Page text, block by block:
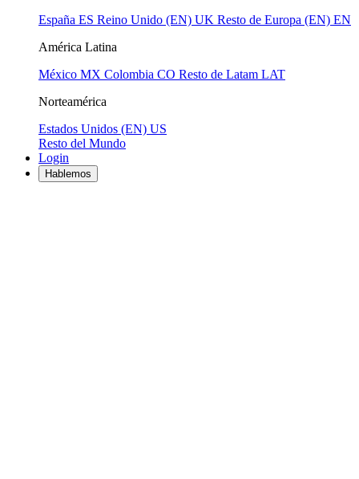
España ES Reino Unido (EN) UK Resto de Europa (EN) EN
América Latina
México MX Colombia CO Resto de Latam LAT
Norteamérica
Estados Unidos (EN) US
Resto del Mundo
Login
Hablemos